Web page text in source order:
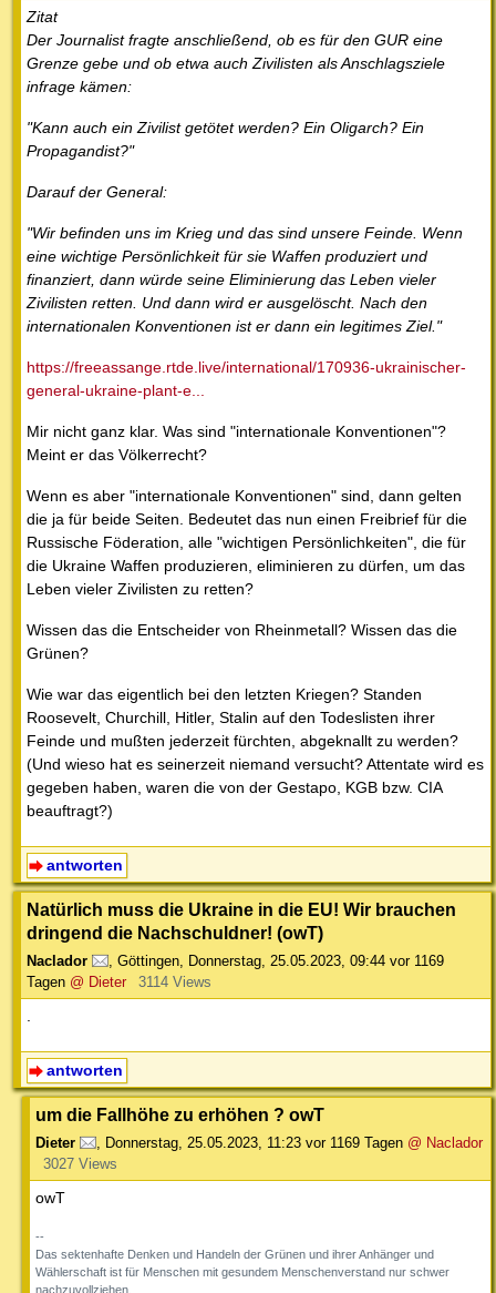
Zitat
Der Journalist fragte anschließend, ob es für den GUR eine
Grenze gebe und ob etwa auch Zivilisten als Anschlagsziele
infrage kämen:
"Kann auch ein Zivilist getötet werden? Ein Oligarch? Ein
Propagandist?"
Darauf der General:
"Wir befinden uns im Krieg und das sind unsere Feinde. Wenn
eine wichtige Persönlichkeit für sie Waffen produziert und
finanziert, dann würde seine Eliminierung das Leben vieler
Zivilisten retten. Und dann wird er ausgelöscht. Nach den
internationalen Konventionen ist er dann ein legitimes Ziel."
https://freeassange.rtde.live/international/170936-ukrainischer-
general-ukraine-plant-e...
Mir nicht ganz klar. Was sind "internationale Konventionen"?
Meint er das Völkerrecht?
Wenn es aber "internationale Konventionen" sind, dann gelten
die ja für beide Seiten. Bedeutet das nun einen Freibrief für die
Russische Föderation, alle "wichtigen Persönlichkeiten", die für
die Ukraine Waffen produzieren, eliminieren zu dürfen, um das
Leben vieler Zivilisten zu retten?
Wissen das die Entscheider von Rheinmetall? Wissen das die
Grünen?
Wie war das eigentlich bei den letzten Kriegen? Standen
Roosevelt, Churchill, Hitler, Stalin auf den Todeslisten ihrer
Feinde und mußten jederzeit fürchten, abgeknallt zu werden?
(Und wieso hat es seinerzeit niemand versucht? Attentate wird es
gegeben haben, waren die von der Gestapo, KGB bzw. CIA
beauftragt?)
antworten
Natürlich muss die Ukraine in die EU! Wir brauchen
dringend die Nachschuldner! (owT)
Naclador , Göttingen, Donnerstag, 25.05.2023, 09:44 vor 1169
Tagen @ Dieter 3114 Views
antworten
um die Fallhöhe zu erhöhen ? owT
Dieter Donnerstag, 25.05.2023, 11:23 vor 1169 Tagen @ Naclador
3027 Views
owT
--
Das sektenhafte Denken und Handeln der Grünen und ihrer Anhänger und
Wählerschaft ist für Menschen mit gesundem Menschenverstand nur schwer
nachzuvollziehen.